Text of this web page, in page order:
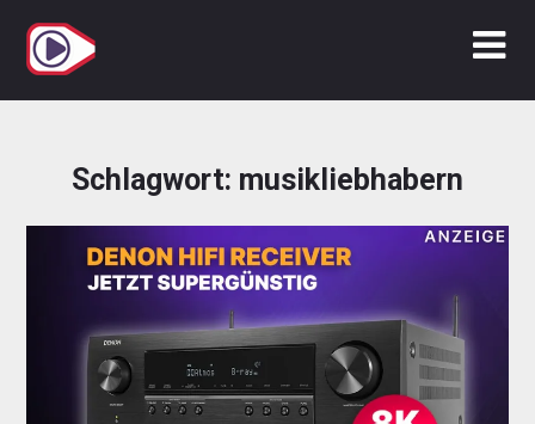
Inhalt
springen
Schlagwort: musikliebhabern